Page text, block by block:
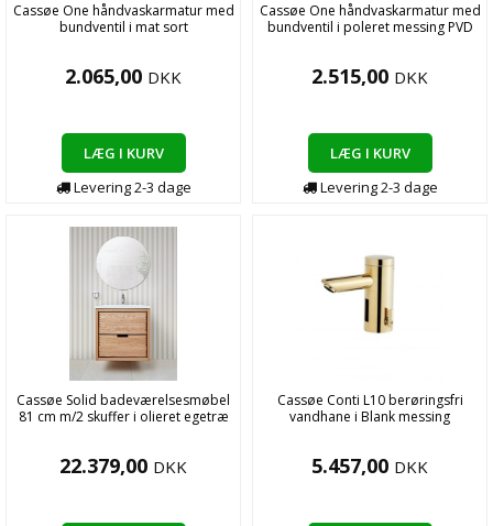
Cassøe One håndvaskarmatur med
bundventil i mat sort
2.065,00 DKK
LÆG I KURV
Levering2-3 dage
Cassøe One håndvaskarmatur med
bundventil i poleret messing PVD
2.515,00 DKK
LÆG I KURV
Levering2-3 dage
Cassøe Solid badeværelsesmøbel
81 cm m/2 skuffer i olieret egetræ
22.379,00 DKK
Cassøe Conti L10 berøringsfri
vandhane i Blank messing
5.457,00 DKK